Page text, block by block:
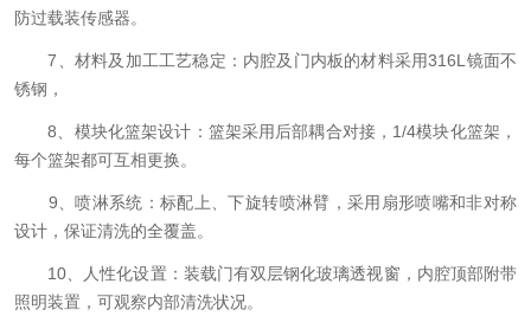
防过载装传感器。
7、材料及加工工艺稳定：内腔及门内板的材料采用316L镜面不
锈钢，
8、模块化篮架设计：篮架采用后部耦合对接，1/4模块化篮架，
每个篮架都可互相更换。
9、喷淋系统：标配上、下旋转喷淋臂，采用扇形喷嘴和非对称
设计，保证清洗的全覆盖。
10、人性化设置：装载门有双层钢化玻璃透视窗，内腔顶部附带
照明装置，可观察内部清洗状况。